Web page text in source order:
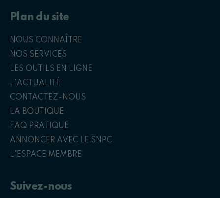
Suivez-nous
Plan du site
NOUS CONNAÎTRE
NOS SERVICES
LES OUTILS EN LIGNE
L'ACTUALITÉ
CONTACTEZ-NOUS
LA BOUTIQUE
FAQ PRATIQUE
ANNONCER AVEC LE SNPC
L'ESPACE MEMBRE